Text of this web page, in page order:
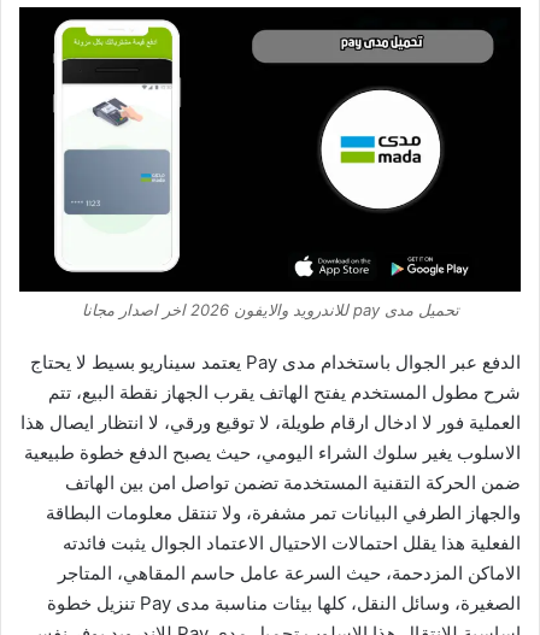
تحميل مدى pay للاندرويد والايفون 2026 اخر اصدار مجانا
الدفع عبر الجوال باستخدام مدى Pay يعتمد سيناريو بسيط لا يحتاج
شرح مطول المستخدم يفتح الهاتف يقرب الجهاز نقطة البيع، تتم
العملية فور لا ادخال ارقام طويلة، لا توقيع ورقي، لا انتظار ايصال هذا
الاسلوب يغير سلوك الشراء اليومي، حيث يصبح الدفع خطوة طبيعية
ضمن الحركة التقنية المستخدمة تضمن تواصل امن بين الهاتف
والجهاز الطرفي البيانات تمر مشفرة، ولا تنتقل معلومات البطاقة
الفعلية هذا يقلل احتمالات الاحتيال الاعتماد الجوال يثبت فائدته
الاماكن المزدحمة، حيث السرعة عامل حاسم المقاهي، المتاجر
الصغيرة، وسائل النقل، كلها بيئات مناسبة مدى Pay تنزيل خطوة